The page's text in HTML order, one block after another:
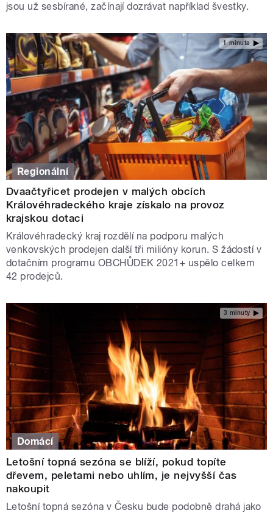
jsou už sesbírané, začínají dozrávat například švestky.
1 minuta
Regionální
Dvaačtyřicet prodejen v malých obcích
Královéhradeckého kraje získalo na provoz
krajskou dotaci
Královéhradecký kraj rozdělí na podporu malých
venkovských prodejen další tři milióny korun. S žádostí v
dotačním programu OBCHŮDEK 2021+ uspělo celkem
42 prodejců.
3 minuty
Domácí
Letošní topná sezóna se blíží, pokud topíte
dřevem, peletami nebo uhlím, je nejvyšší čas
nakoupit
Letošní topná sezóna v Česku bude podobně drahá jako